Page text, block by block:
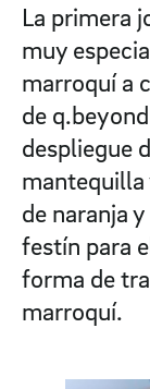
La primera
muy
marroquí a
de
despliegue
mantequilla
de naranja
festín para
forma de
marroquí.